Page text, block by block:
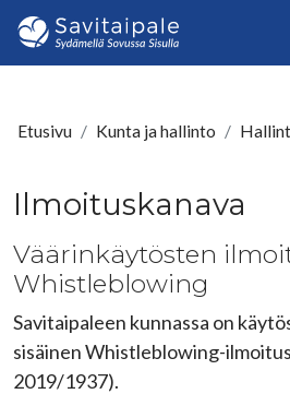
Siirry pääsisältöön
Etusivu Kunta ja hallinto
Ilmoituskanava
Väärinkäytösten
Whistleblowing
Savitaipaleen kunnassa on
sisäinen Whistleblowing-
2019/1937).